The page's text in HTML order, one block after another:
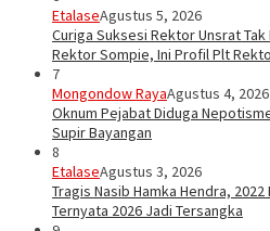
EtalaseAgustus 5, 2026
Curiga Suksesi Rektor Unsrat
Rektor Sompie, Ini Profil Plt
7
Mongondow RayaAgustus 4, 2026
Oknum Pejabat Diduga
Supir Bayangan
8
EtalaseAgustus 3, 2026
Tragis Nasib Hamka Hendra,
Ternyata 2026 Jadi Tersangka